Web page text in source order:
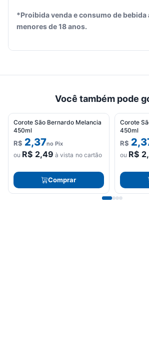
produtos
para
*Proibida venda e consumo de
menores de 18 anos.
Você também pode
Corote São Bernardo Melancia
450ml
R$ 2,37no Pix
ou R$ 2,49 à vista no cartão
Comprar
Corote
450ml
R$
ou R$